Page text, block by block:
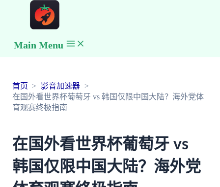
Main Menu
首页
影音加速器
在国外看世界杯葡萄牙 vs 韩国仅限中国大陆？海外党体
育观赛终极指南
在国外看世界杯葡萄牙 vs
韩国仅限中国大陆？海外党